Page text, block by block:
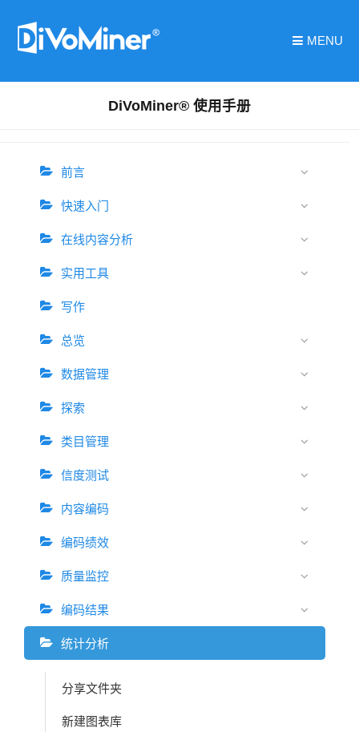
MENU
DiVoMiner® 使用手册
前言
快速入门
在线内容分析
实用工具
写作
总览
数据管理
探索
类目管理
信度测试
内容编码
编码绩效
质量监控
编码结果
统计分析
分享文件夹
新建图表库